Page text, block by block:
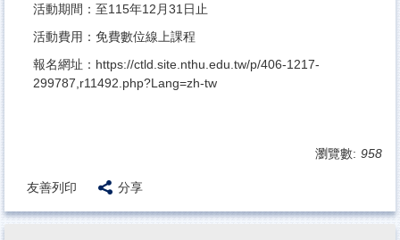
活動期間：至115年12月31日止
活動費用：免費數位線上課程
報名網址： https://ctld.site.nthu.edu.tw/p/406-1217-
299787,r11492.php?Lang=zh-tw
瀏覽數: 958
友善列印 分享